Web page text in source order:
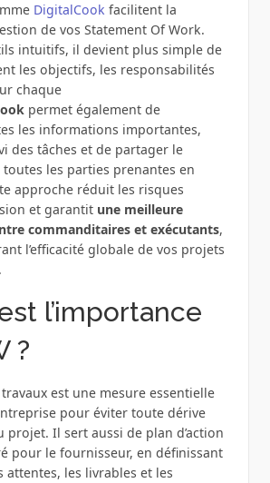
DigitalCook facilitent la
de vos Statement Of Work.
intuitifs, il devient plus simple de
les objectifs, les responsabilités
chaque
permet également de
les informations importantes,
des tâches et de partager le
les parties prenantes en
approche réduit les risques
et garantit une meilleure
commanditaires et exécutants,
l’efficacité globale de vos projets
l’importance
?
est une mesure essentielle
pour éviter toute dérive
projet. Il sert aussi de plan d’action
pour le fournisseur, en définissant
attentes, les livrables et les